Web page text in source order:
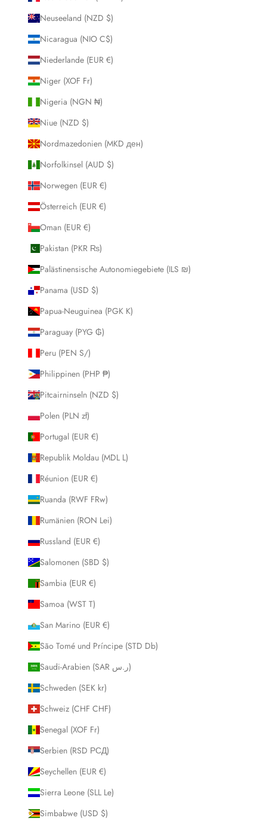
Neuseeland (NZD $)
Nicaragua (NIO C$)
Niederlande (EUR €)
Niger (XOF Fr)
Nigeria (NGN ₦)
Niue (NZD $)
Nordmazedonien (MKD ден)
Norfolkinsel (AUD $)
Norwegen (EUR €)
Österreich (EUR €)
Oman (EUR €)
Pakistan (PKR ₨)
Palästinensische Autonomiegebiete (ILS ₪)
Panama (USD $)
Papua-Neuguinea (PGK K)
Paraguay (PYG ₲)
Peru (PEN S/)
Philippinen (PHP ₱)
Pitcairninseln (NZD $)
Polen (PLN zł)
Portugal (EUR €)
Republik Moldau (MDL L)
Réunion (EUR €)
Ruanda (RWF FRw)
Rumänien (RON Lei)
Russland (EUR €)
Salomonen (SBD $)
Sambia (EUR €)
Samoa (WST T)
San Marino (EUR €)
São Tomé und Príncipe (STD Db)
Saudi-Arabien (SAR ر.س)
Schweden (SEK kr)
Schweiz (CHF CHF)
Senegal (XOF Fr)
Serbien (RSD РСД)
Seychellen (EUR €)
Sierra Leone (SLL Le)
Simbabwe (USD $)